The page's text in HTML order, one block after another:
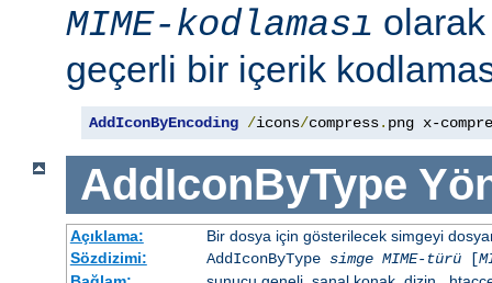
MIME-kodlaması
geçerli bir içerik
AddIconByEncoding /icons/compress. png x-
AddIconByType
Açıklama:
Bir dosya için gösterilecek simgeyi
Sözdizimi:
AddIconByType simge MIME-türü[